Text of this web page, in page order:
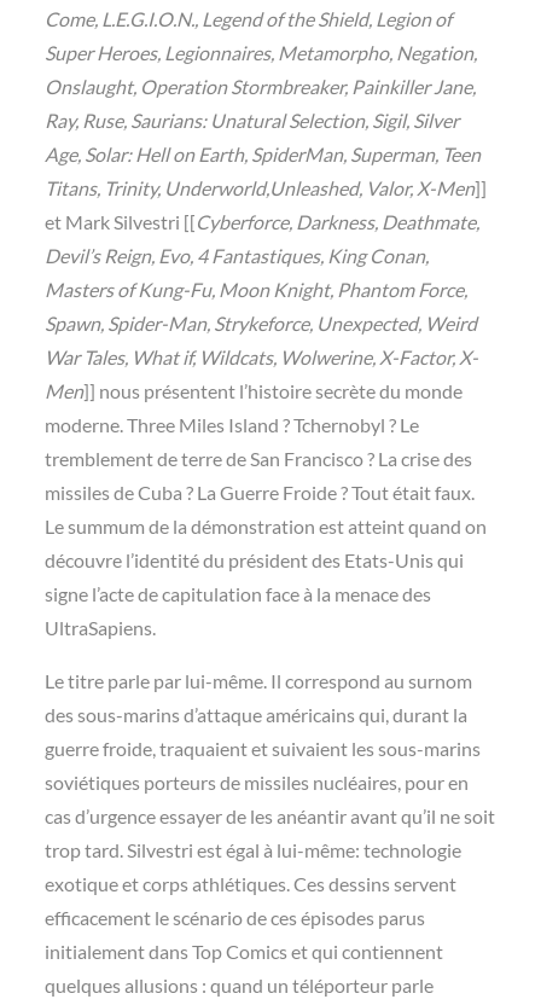
Come, L.E.G.I.O.N., Legend of the Shield, Legion of
Super Heroes, Legionnaires, Metamorpho, Negation,
Onslaught, Operation Stormbreaker, Painkiller Jane,
Ray, Ruse, Saurians: Unatural Selection, Sigil, Silver
Age, Solar: Hell on Earth, SpiderMan, Superman, Teen
Titans, Trinity, Underworld,Unleashed, Valor, X-Men]]
et Mark Silvestri [[Cyberforce, Darkness, Deathmate,
Devil’s Reign, Evo, 4 Fantastiques, King Conan,
Masters of Kung-Fu, Moon Knight, Phantom Force,
Spawn, Spider-Man, Strykeforce, Unexpected, Weird
War Tales, What if, Wildcats, Wolwerine, X-Factor, X-
Men]] nous présentent l’histoire secrète du monde
moderne. Three Miles Island ? Tchernobyl ? Le
tremblement de terre de San Francisco ? La crise des
missiles de Cuba ? La Guerre Froide ? Tout était faux.
Le summum de la démonstration est atteint quand on
découvre l’identité du président des Etats-Unis qui
signe l’acte de capitulation face à la menace des
UltraSapiens.
Le titre parle par lui-même. Il correspond au surnom
des sous-marins d’attaque américains qui, durant la
guerre froide, traquaient et suivaient les sous-marins
soviétiques porteurs de missiles nucléaires, pour en
cas d’urgence essayer de lesanéantir avant qu’il ne soit
trop tard. Silvestri est égal à lui-même: technologie
exotique et corps athlétiques. Ces dessins servent
efficacement le scénario de ces épisodes parus
initialement dans Top Comics et qui contiennent
quelques allusions : quand un téléporteur parle